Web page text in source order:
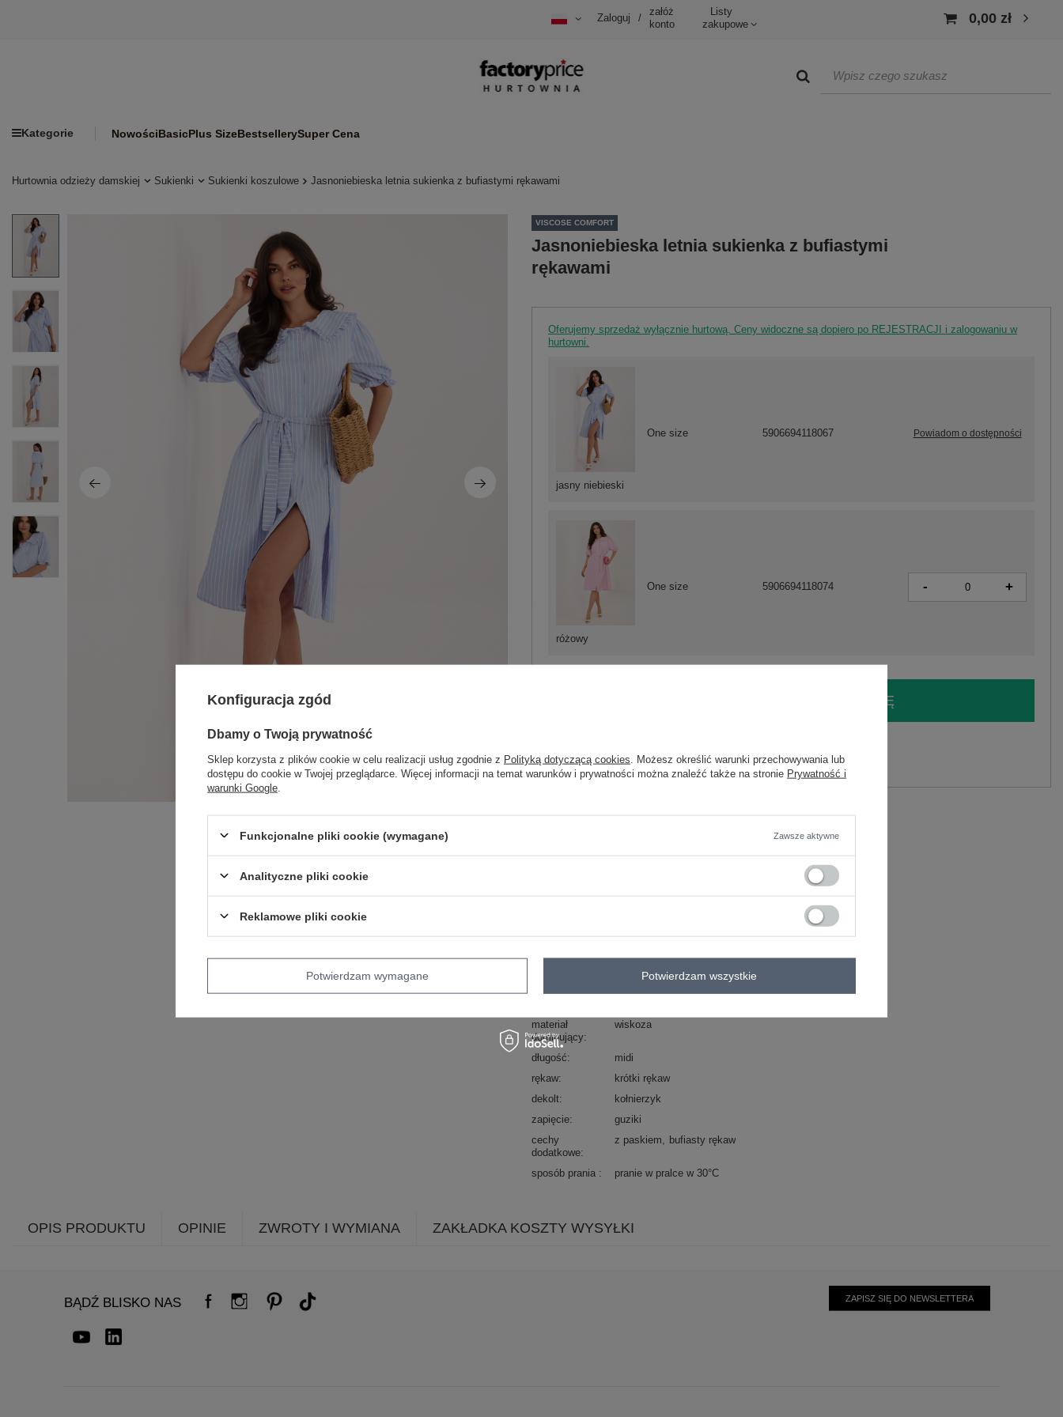
Zaloguj /
załóż
konto
Listy
zakupowe
0,00 zł
Kategorie NowościBasicPlus SizeBestsellerySuper Cena
Hurtownia odzieży damskiej Sukienki Sukienki koszulowe Jasnoniebieska letnia sukienka z bufiastymi rękawami
VISCOSE COMFORT
Jasnoniebieska letnia sukienka z bufiastymi
rękawami
Oferujemy sprzedaż wyłącznie hurtową. Ceny widoczne są dopiero po REJESTRACJI i zalogowaniu w
hurtowni.
różowy
One size 5906694118074 - +
jasny niebieski
One size 5906694118067 Powiadom o dostępności
ZALOGUJ SIĘ I ZOBACZ CENĘ
Zadzwoń+48 601 547 740 Zadaj pytanie
codzienne
wzór
paski
materiał
dominujący
wiskoza
długość
midi
rękaw
krótki rękaw
dekolt
kołnierzyk
zapięcie
guziki
cechy
dodatkowe
z paskiem bufiasty rękaw
sposób prania pranie w pralce w 30°C
OPIS PRODUKTU OPINIE ZWROTY I WYMIANA ZAKŁADKA KOSZTY WYSYŁKI
BĄDŹ BLISKO NAS ZAPISZ SIĘ DO NEWSLETTERA
Konfiguracja zgód
Dbamy o Twoją prywatność
Sklep korzysta z plików cookie w celu realizacji usług zgodnie z Polityką dotyczącą cookies . Możesz określić warunki przechowywania lub
dostępu do cookie w Twojej przeglądarce. Więcej informacji na temat warunków i prywatności można znaleźć także na stronie Prywatność i
warunki Google
Funkcjonalne pliki cookie (wymagane) Zawsze aktywne
Analityczne pliki cookie
Reklamowe pliki cookie
Potwierdzam wymagane Potwierdzam wszystkie